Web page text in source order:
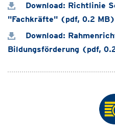
Download: Richtlinie
"Fachkräfte" (pdf, 0.2 MB)
Download:
Bildungsförderung (pdf,